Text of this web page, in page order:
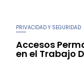
PRIVACIDAD Y SEGURIDAD
Accesos
en el Trabajo